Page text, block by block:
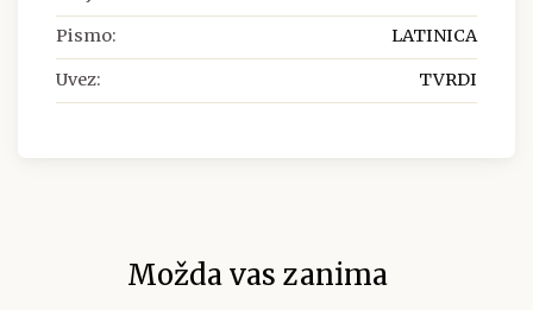
Pismo: LATINICA
Uvez: TVRDI
Možda vas zanima